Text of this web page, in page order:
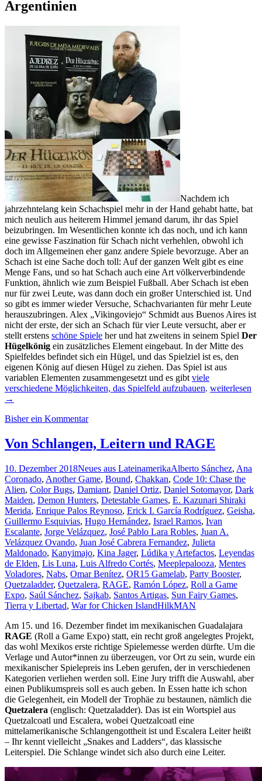
Argentinien
Nachdem ich
jahrzehntelang kein Schachspiel mehr in der Hand gehabt hatte, bat
mich neulich aus heiterem Himmel jemand darum, ihr das Spiel
beizubringen. Im Wesentlichen konnte ich das noch, und ich kann
eine gewisse Faszination für Schach nicht verhehlen, obwohl ich
doch im Allgemeinen eher ganz andere Spiele bevorzuge. Aber an
Schach ist eine Sache doch toll: Auf der ganzen Welt gibt es eine
Menge Fans, und so hat Schach auch eine Art völkerverbindende
Funktion, ähnlich wie zum Beispiel Fußball. Aber Schach ist eben
nur für zwei Leute, was dann doch ein großer Unterschied ist. Und
so gibt es immer wieder Versuche, Schachvarianten für mehr Leute
herauszubringen. Alex „Vikingoviejo“ Schmidt aus Buenos Aires ist
nicht der erste, der sich an Schach für vier Leute versucht, aber er
stellt erstens schöne Spiele her und hat zweitens in seinem Spiel Der
Hügelkönig ein zusätzliches Element eingebaut. In der Mitte des
Spielfeldes befindet sich ein Hügel, und das Spielziel ist es, den
eigenen König auf diesen Hügel zu ziehen. Das Spiel ist aus
variablen Elementen zusammengesetzt und es gibt viele
verschiedene Möglichkeiten, das Spielfeld aufzubauen. Neue
1/2019
weiterlesen
→
Bisher ein Kommentar
Von Schlangen, Leitern und RAGE
10. Dezember 2018Neues aus LateinamerikaAlberto Sánchez, Ana
Coronado, Another Game, Bound, Chakkan, Code 10: Chase the
Alien, Color Bugs, Damiant, Daniel Ortiz, Daniel Sotomayor, Dark
Maiden, Demon Hunters, Detestable Games, E. Kazunari Shiraki
Merida, Enrique Palos Reynoso, Erick I. García Rodríguez, Geisha,
Guillermo Esquivias, Hugo Hernández, Israel Ramos, Ivan
Escalante, Jorge Velázquez, José Pablo Lara Robles, Juan A.
Velázquez Ovando, Juan José Cabrera Fernandez, Julieta
Maldonado, Kanyimajo, Kina Jager, Lúdika y Artefactos, Leyendas
de Elden, Lis Luna, Luis Alfredo Cortés, Meeplepalooza, Mentes
Voladores, Nabs, Omar Benítez, OR15 Gamelab, Party Booster,
Quetzaladder, Quetzalera, RAGE, Ramón López, Roll a Game
Expo, Saúl Sánchez, Sajkab, Santos Artigas, Sun Fairy Games,
Tierra y Libertad, War for Chicken IslandHilkMAN
Am 15. und 16. Dezember findet im mexikanischen Guadalajara
RAGE (Roll a Game Expo) statt, ein recht groß angelegtes Projekt,
das wohl Mexikos erste richtige Spielemesse werden dürfte. Um die
Verlage und Autor*innen zu überzeugen, vor Ort zu sein, wurde ein
mexikanischer Spielepreis ins Leben gerufen, der in verschiedenen
Kategorien verliehen werden soll. Eine Jury trifft die Auswahl, aber
einen Publikumspreis soll es auch geben. In Essen hatte ich schon
die Gelegenheit, ein Modell der Trophäe zu bestaunen, nämlich die
Quetzalera (englisch: Quetzaladder). Das ist ein Wortspiel aus
Quetzalcoatl und Escalera, wobei Quetzalcoatl eine
mittelamerikanische Schlangengottheit ist und Escalera Leiter heißt
– Ihr kennt vielleicht „Snakes and Ladders“, das klassische
Leiterspiel. Die Schlange windet sich also durch eine Leiter.